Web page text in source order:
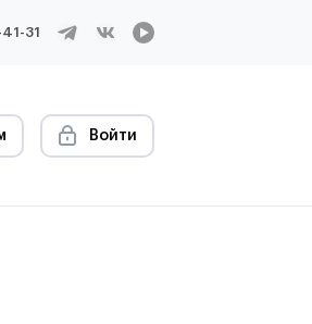
31
Войти